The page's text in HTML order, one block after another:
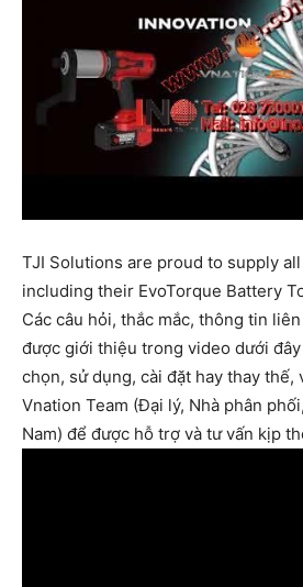
TJI Solutions are proud to supply
including their EvoTorque Battery
Các câu hỏi, thắc mắc, thông tin
được giới thiệu trong video dưới
chọn, sử dụng, cài đặt hay thay thế,
Vnation Team (Đại lý, Nhà phân
Nam) để được hỗ trợ và tư vấn kịp